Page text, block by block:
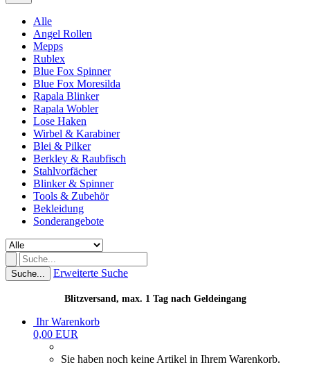
Alle
Angel Rollen
Mepps
Rublex
Blue Fox Spinner
Blue Fox Moresilda
Rapala Blinker
Rapala Wobler
Lose Haken
Wirbel & Karabiner
Blei & Pilker
Berkley & Raubfisch
Stahlvorfächer
Blinker & Spinner
Tools & Zubehör
Bekleidung
Sonderangebote
Suche... Erweiterte Suche
Blitzversand, max. 1 Tag nach Geldeingang
Ihr Warenkorb
0,00 EUR
Sie haben noch keine Artikel in Ihrem Warenkorb.